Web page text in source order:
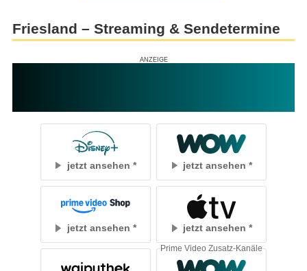
Friesland – Streaming & Sendetermine
jetzt ansehen jetzt ansehen
jetzt ansehen jetzt ansehen
Prime Video Zusatz-Kanäle